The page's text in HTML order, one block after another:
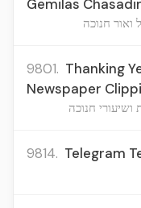
Gemilas
חנוכה
9801. Thanking
Newspaper
ושיעורי חנוכה
9814. Telegram